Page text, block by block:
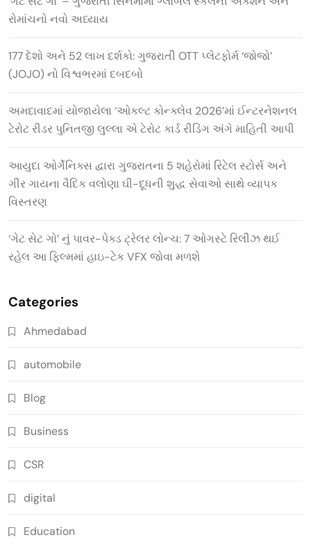
રોમાંચનો નવો અધ્યાય
177 દેશો અને 52 લાખ દર્શકો: ગુજરાતી OTT પ્લેટફોર્મ ‘જોજો’
(JOJO) નો વિશ્વભરમાં દબદબો
અમદાવાદમાં યોજાયેલા ‘ઓકલ્ટ કોન્ક્લેવ 2026’માં ઈન્ટરનેશનલ
ટેરોટ રીડર પુનિતજી લુલ્લા એ ટેરોટ કાર્ડ રીડિંગ અંગે માહિતી આપી
આયુદા ઓર્ગેનિક્સ દ્વારા ગુજરાતના 5 શહેરોમાં રિટેલ સ્ટોર્સ અને
ગીર ગાયના વૈદિક વલોણા ઘી-દૂધની શુદ્ધ સેવાઓ સાથે વ્યાપક
વિસ્તરણ
‘ગેટ સેટ ગો’ નું પાવર-પેક્ડ ટ્રેલર લોન્ચ: 7 ઓગસ્ટે રિલીઝ થઈ
રહેલ આ ફિલ્મમાં હાઇ-ટેક VFX જોવા મળશે
Categories
Ahmedabad
automobile
Blog
Business
CSR
digital
Education